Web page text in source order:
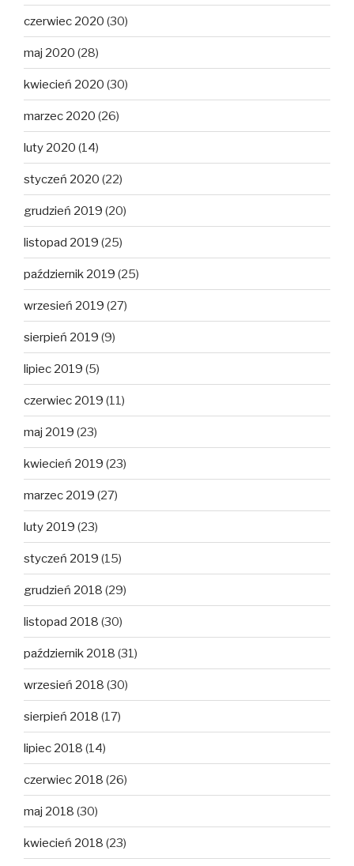
czerwiec 2020 (30)
maj 2020 (28)
kwiecień 2020 (30)
marzec 2020 (26)
luty 2020 (14)
styczeń 2020 (22)
grudzień 2019 (20)
listopad 2019 (25)
październik 2019 (25)
wrzesień 2019 (27)
sierpień 2019 (9)
lipiec 2019 (5)
czerwiec 2019 (11)
maj 2019 (23)
kwiecień 2019 (23)
marzec 2019 (27)
luty 2019 (23)
styczeń 2019 (15)
grudzień 2018 (29)
listopad 2018 (30)
październik 2018 (31)
wrzesień 2018 (30)
sierpień 2018 (17)
lipiec 2018 (14)
czerwiec 2018 (26)
maj 2018 (30)
kwiecień 2018 (23)